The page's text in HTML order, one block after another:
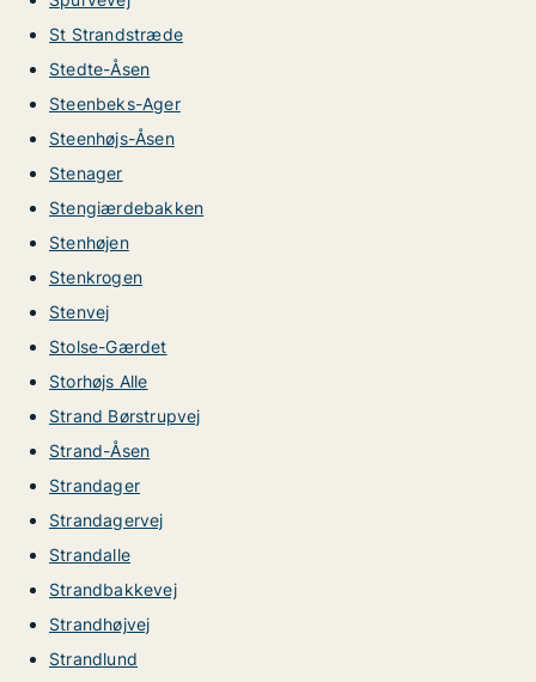
St Strandstræde
Stedte-Åsen
Steenbeks-Ager
Steenhøjs-Åsen
Stenager
Stengiærdebakken
Stenhøjen
Stenkrogen
Stenvej
Stolse-Gærdet
Storhøjs Alle
Strand Børstrupvej
Strand-Åsen
Strandager
Strandagervej
Strandalle
Strandbakkevej
Strandhøjvej
Strandlund